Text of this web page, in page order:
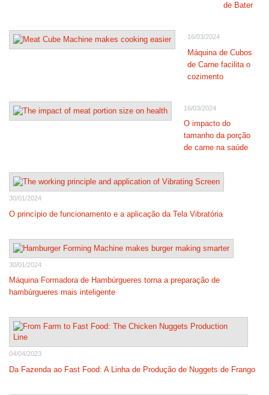
de Bater
16/03/2024
Máquina de Cubos
de Carne facilita o
cozimento
16/03/2024
O impacto do
tamanho da porção
de carne na saúde
30/01/2024
O princípio de funcionamento e a aplicação da Tela Vibratória
30/01/2024
Máquina Formadora de Hambúrgueres torna a preparação de
hambúrgueres mais inteligente
04/04/2023
Da Fazenda ao Fast Food: A Linha de Produção de Nuggets de Frango